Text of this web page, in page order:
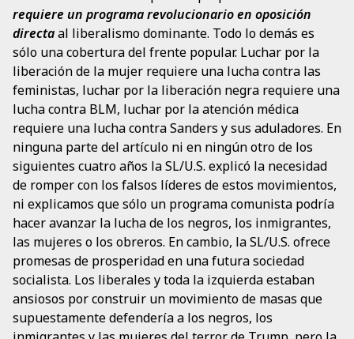
requiere un programa revolucionario en oposición
directaal liberalismo dominante. Todo lo demás es
sólo una cobertura del frente popular. Luchar por la
liberación de la mujer requiere una lucha contra las
feministas, luchar por la liberación negra requiere una
lucha contra BLM, luchar por la atención médica
requiere una lucha contra Sanders y sus aduladores. En
ninguna parte del artículo ni en ningún otro de los
siguientes cuatro años la SL/U.S. explicó la necesidad
de romper con los falsos líderes de estos movimientos,
ni explicamos que sólo un programa comunista podría
hacer avanzar la lucha de los negros, los inmigrantes,
las mujeres o los obreros. En cambio, la SL/U.S. ofrece
promesas de prosperidad en una futura sociedad
socialista. Los liberales y toda la izquierda estaban
ansiosos por construir un movimiento de masas que
supuestamente defendería a los negros, los